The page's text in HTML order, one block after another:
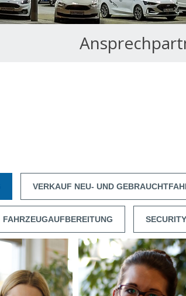
VERKAUF NEU- UND
FAHRZEUGAUFBEREITUNG